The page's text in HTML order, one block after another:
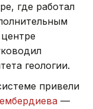
где работал
геологии.
привели
—